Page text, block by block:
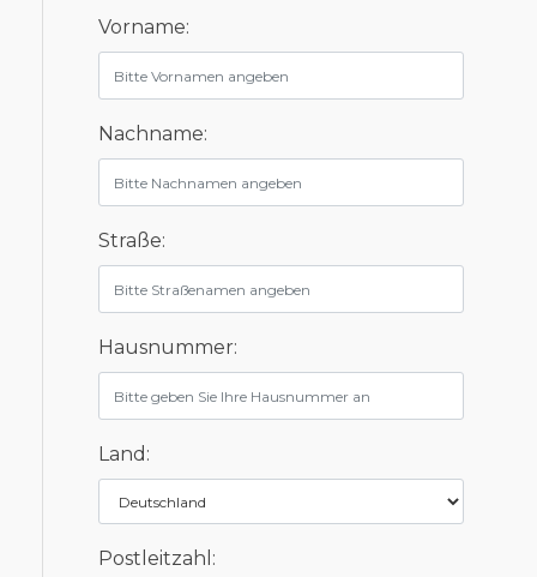
Vorname:
Nachname:
Straße:
Hausnummer:
Land:
Postleitzahl: